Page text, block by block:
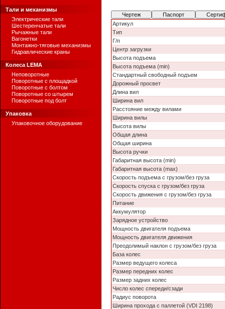
Тали и механизмы
Электрические тали
Шестеренчатые тали
Рычажные тали
Вагонетки
Монтажно-тяговые механизмы
Гидравлические краны
Колеса LEMA
Неповоротные
Поворотные с площадкой
Поворотные с болтом
Поворотные со штырем
Поворотные под болт
Упаковка
Упаковочное оборудование
Чертеж Паспорт
Артикул
Тип
Г/п
Центр загрузки
Высота подъема
Высота подъема (min)
Стандартный свободный подъем
Дорожный просвет
Длина вил
Ширина вил
Расстояние между вилами
Ширина вилы
Высота вилы
Общая длина
Общая ширина
Высота ручки
Габаритная высота (min)
Габаритная высота (max)
Скорость подъема с грузом/без груза
Скорость спуска с грузом/без груза
Скорость движения с грузом/без груза
Питание
Аккумулятор
Зарядное устройство
Мощность двигателя подъема
Мощность двигателя движения
Преодолимый наклон с грузом/без груза
База колес
Размер ведущего колеса
Размер передних колес
Размер задних колес
Число колес спереди/сзади
Радиус поворота
Ширина прохода с паллетой (VDI 2198)